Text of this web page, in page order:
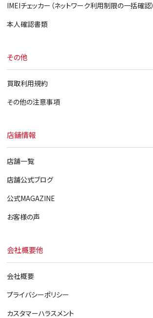
IMEIチェッカー（ネットワーク利用制限の一括確認）
本人確認書類
その他
買取利用規約
その他の注意事項
店舗情報
店舗一覧
店舗公式ブログ
公式MAGAZINE
お客様の声
会社概要他
会社概要
プライバシーポリシー
カスタマーハラスメント